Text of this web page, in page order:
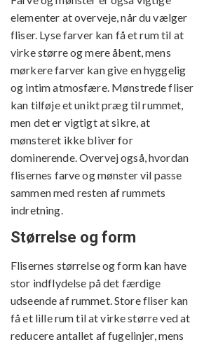
elementer at overveje, når du vælger
fliser. Lyse farver kan få et rum til at
virke større og mere åbent, mens
mørkere farver kan give en hyggelig
og intim atmosfære. Mønstrede fliser
kan tilføje et unikt præg til rummet,
men det er vigtigt at sikre, at
mønsteret ikke bliver for
dominerende. Overvej også, hvordan
flisernes farve og mønster vil passe
sammen med resten af rummets
indretning.
Størrelse og form
Flisernes størrelse og form kan have
stor indflydelse på det færdige
udseende af rummet. Store fliser kan
få et lille rum til at virke større ved at
reducere antallet af fugelinjer, mens